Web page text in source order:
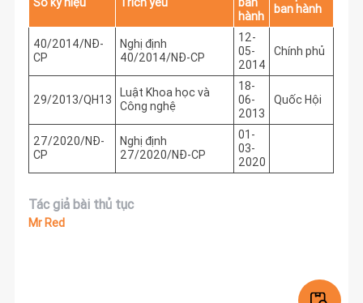
hành
ban hành
40/2014/NĐ-
CP
Nghị định
40/2014/NĐ-CP
12-
05-
2014
Chính phủ
29/2013/QH13
Luật Khoa học và
Công nghệ
18-
06-
2013
Quốc Hội
27/2020/NĐ-
CP
Nghị định
27/2020/NĐ-CP
01-
03-
2020
Tác giả bài thủ tục
Mr Red